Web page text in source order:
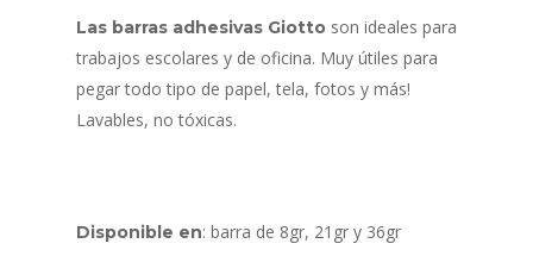
Las barras adhesivas Giotto son ideales para
trabajos escolares y de oficina. Muy útiles para
pegar todo tipo de papel, tela, fotos y más!
Lavables, no tóxicas.
Disponible en: barra de 8gr, 21gr y 36gr